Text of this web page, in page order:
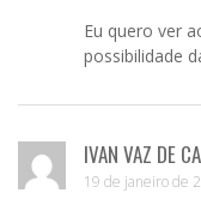
Eu quero ver
possibilidade
IVAN VAZ DE
19 de janeiro de